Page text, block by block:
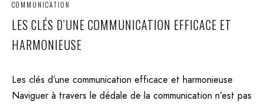
COMMUNICATION
LES CLÉS D’UNE COMMUNICATION EFFICACE ET
HARMONIEUSE
Les clés d’une communication efficace et harmonieuse
Naviguer à travers le dédale de la communication n’est pas